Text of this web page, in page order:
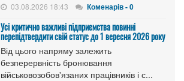
03.08.2026 18:43 Коменарів - 0
Усі критично важливі підприємства повинні
перепідтвердити свій статус до 1 вересня 2026 року
Від цього напряму залежить
безперервність бронювання
військовозобов'язаних працівників і с...